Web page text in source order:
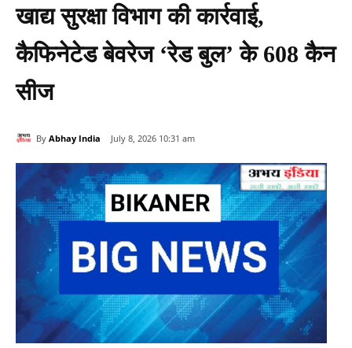
खाद्य सुरक्षा विभाग की कार्रवाई,
कैफिनेटेड बेवरेज ‘रेड बुल’ के 608 कैन
सीज
By Abhay India July 8, 2026 10:31 am